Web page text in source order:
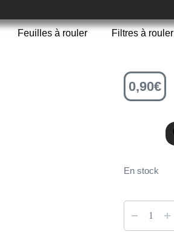
Feuilles à rouler Filtres à rouler
0,90€
En stock